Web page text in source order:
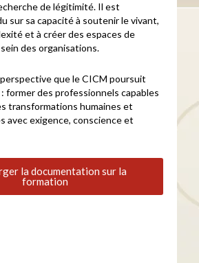
de légitimité. Il est
sur sa capacité à soutenir le vivant,
et à créer des espaces de
des organisations.
que le CICM poursuit
former des professionnels capables
transformations humaines et
avec exigence, conscience et
la documentation sur la
formation